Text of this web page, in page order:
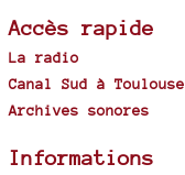
Accès rapide
La radio
Canal Sud à Toulouse
Archives sonores
Informations